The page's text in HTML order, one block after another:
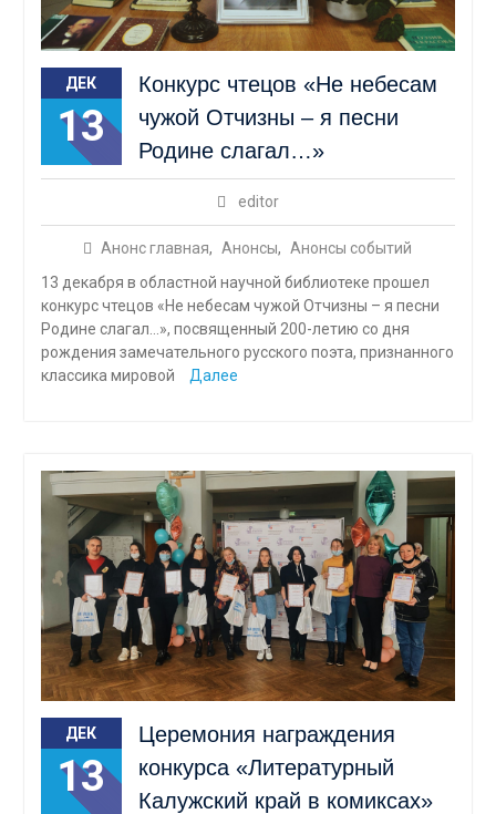
ДЕК
13
Конкурс чтецов «Не небесам
чужой Отчизны – я песни
Родине слагал…»
editor
Анонс главная, Анонсы, Анонсы событий
13 декабря в областной научной библиотеке прошел
конкурс чтецов «Не небесам чужой Отчизны – я песни
Родине слагал…», посвященный 200-летию со дня
рождения замечательного русского поэта, признанного
классика мировой
Далее
ДЕК
13
Церемония награждения
конкурса «Литературный
Калужский край в комиксах»